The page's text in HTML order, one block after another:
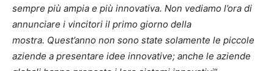
sempre più ampia e più innovativa. Non vediamo l’ora di
annunciare i vincitori il primo giorno della
mostra. Quest’anno non sono state solamente le piccole
aziende a presentare idee innovative; anche le aziende